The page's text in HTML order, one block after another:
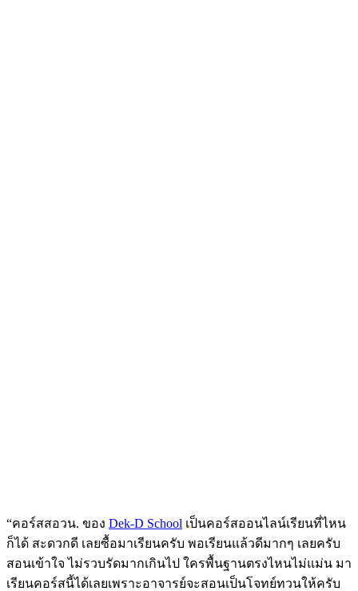
“คอร์สสอวน. ของ Dek-D School เป็นคอร์สออนไลน์เรียนที่ไหน
ก็ได้ สะดวกดี เลยซื้อมาเรียนครับ พอเรียนแล้วดีมากๆ เลยครับ
สอนเข้าใจ ไม่รวบรัดมากเกินไป ใครพื้นฐานตรงไหนไม่แม่น มา
เรียนคอร์สนี้ได้เลยเพราะอาจารย์จะสอนเป็นโจทย์ทวนให้ครับ